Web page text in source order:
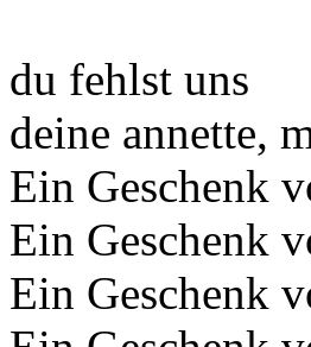
du fehlst uns
deine annette,
Ein Geschenk
Ein Geschenk
Ein Geschenk